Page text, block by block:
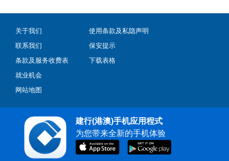
关于我们
联系我们
条款及服务收费表
就业机会
网站地图
使用条款及私隐声明
保安提示
下载表格
建行(港澳)手机应用程式
为您带来全新的手机体验